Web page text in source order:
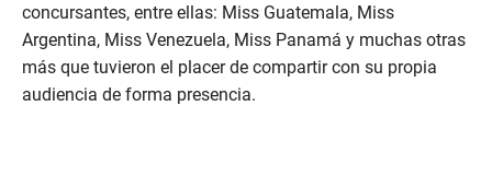
concursantes, entre ellas: Miss Guatemala, Miss
Argentina, Miss Venezuela, Miss Panamá y muchas otras
más que tuvieron el placer de compartir con su propia
audiencia de forma presencia.